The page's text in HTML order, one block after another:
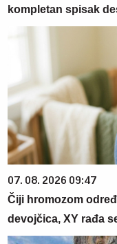
kompletan spisak
07. 08. 2026 09:47
Čiji hromozom
devojčica, XY rađa